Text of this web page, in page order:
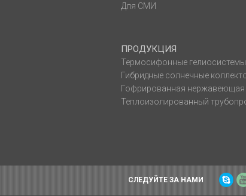
Для СМИ
ПРОДУКЦИЯ
Термосифонные
Гибридные солнечные
Гофрированная нержавеющая
Теплоизолированный
СЛЕДУЙТЕ ЗА НАМИ